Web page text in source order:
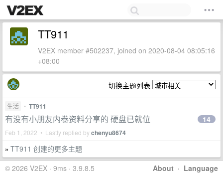
TT911
V2EX member #502237, joined on 2020-08-04 08:05:16
+08:00
切换主题列表
生活 • TT911
有没有小朋友内卷资料分享的 硬盘已就位
Feb 1, 2022 • Lastly replied bychenyu8674
14
» TT911 创建的更多主题
About · Language
© 2026 V2EX · 9ms · 3.9.8.5